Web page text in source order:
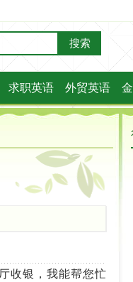
搜索
求职英语 外贸英语
厅收银，我能帮您忙